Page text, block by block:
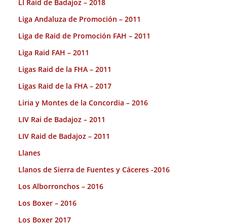
LI Raid de Badajoz – 2018
Liga Andaluza de Promoción – 2011
Liga de Raid de Promoción FAH – 2011
Liga Raid FAH – 2011
Ligas Raid de la FHA – 2011
Ligas Raid de la FHA – 2017
Liria y Montes de la Concordia – 2016
LIV Rai de Badajoz – 2011
LIV Raid de Badajoz – 2011
Llanes
Llanos de Sierra de Fuentes y Cáceres -2016
Los Alborronchos – 2016
Los Boxer – 2016
Los Boxer 2017